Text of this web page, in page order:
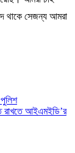
থাকে সেজন্য আমরা
রাখতে আইএমইডি’র